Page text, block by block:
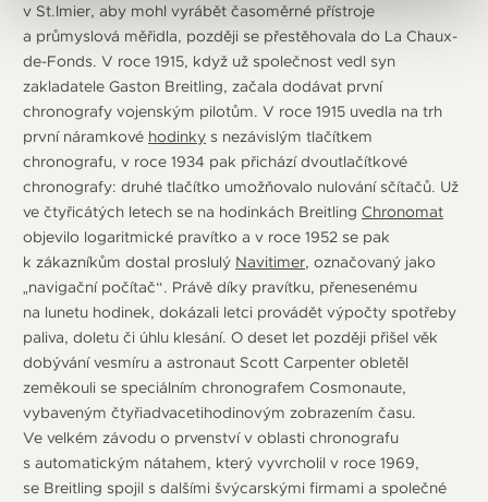
v St.Imier, aby mohl vyrábět časoměrné přístroje
a průmyslová měřidla, později se přestěhovala do La Chaux-
de-Fonds. V roce 1915, když už společnost vedl syn
zakladatele Gaston Breitling, začala dodávat první
chronografy vojenským pilotům. V roce 1915 uvedla na trh
první náramkové hodinky s nezávislým tlačítkem
chronografu, v roce 1934 pak přichází dvoutlačítkové
chronografy: druhé tlačítko umožňovalo nulování sčítačů. Už
ve čtyřicátých letech se na hodinkách Breitling Chronomat
objevilo logaritmické pravítko a v roce 1952 se pak
k zákazníkům dostal proslulý Navitimer, označovaný jako
„navigační počítač“. Právě díky pravítku, přenesenému
na lunetu hodinek, dokázali letci provádět výpočty spotřeby
paliva, doletu či úhlu klesání. O deset let později přišel věk
dobývání vesmíru a astronaut Scott Carpenter obletěl
zeměkouli se speciálním chronografem Cosmonaute,
vybaveným čtyřiadvacetihodinovým zobrazením času.
Ve velkém závodu o prvenství v oblasti chronografu
s automatickým nátahem, který vyvrcholil v roce 1969,
se Breitling spojil s dalšími švýcarskými firmami a společné